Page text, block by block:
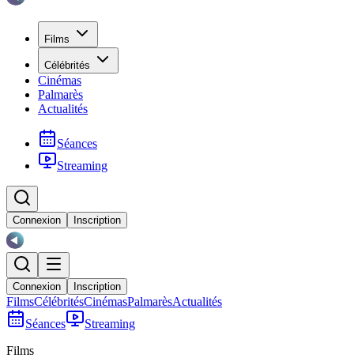
Films
Célébrités
Cinémas
Palmarès
Actualités
Séances
Streaming
Connexion Inscription
Connexion Inscription
FilmsCélébritésCinémasPalmarèsActualités
Séances
Streaming
Films